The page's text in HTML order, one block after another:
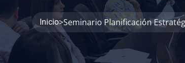
Inicio>Seminario Planificación